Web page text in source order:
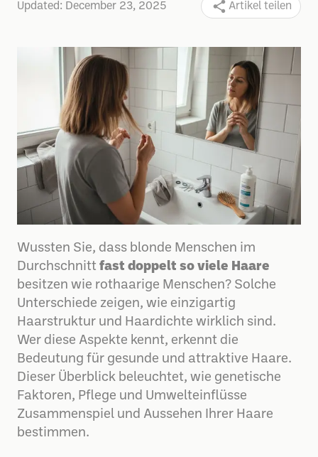
Updated: December 23, 2025 Artikel teilen
Wussten Sie, dass blonde Menschen im
Durchschnitt fast doppelt so viele Haare
besitzen wie rothaarige Menschen? Solche
Unterschiede zeigen, wie einzigartig
Haarstruktur und Haardichte wirklich sind.
Wer diese Aspekte kennt, erkennt die
Bedeutung für gesunde und attraktive Haare.
Dieser Überblick beleuchtet, wie genetische
Faktoren, Pflege und Umwelteinflüsse
Zusammenspiel und Aussehen Ihrer Haare
bestimmen.